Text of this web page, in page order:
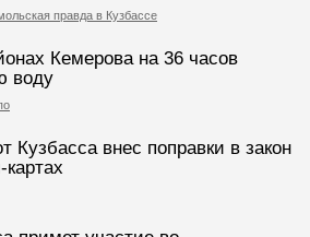
правда в Кузбассе
Кемерова на 36 часов
воду
Кузбасса внес поправки в закон